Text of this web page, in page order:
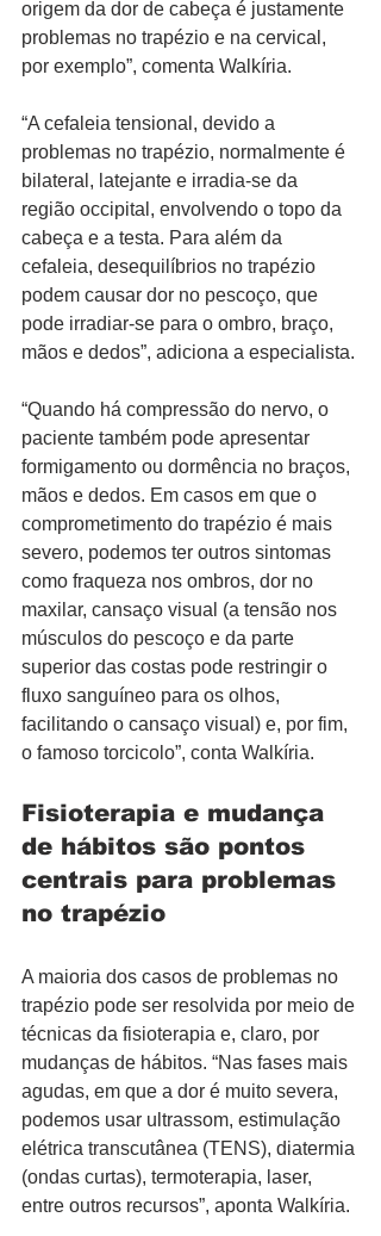
origem da dor de cabeça é justamente
problemas no trapézio e na cervical,
por exemplo”, comenta Walkíria.
“A cefaleia tensional, devido a
problemas no trapézio, normalmente é
bilateral, latejante e irradia-se da
região occipital, envolvendo o topo da
cabeça e a testa. Para além da
cefaleia, desequilíbrios no trapézio
podem causar dor no pescoço, que
pode irradiar-se para o ombro, braço,
mãos e dedos”, adiciona a especialista.
“Quando há compressão do nervo, o
paciente também pode apresentar
formigamento ou dormência no braços,
mãos e dedos. Em casos em que o
comprometimento do trapézio é mais
severo, podemos ter outros sintomas
como fraqueza nos ombros, dor no
maxilar, cansaço visual (a tensão nos
músculos do pescoço e da parte
superior das costas pode restringir o
fluxo sanguíneo para os olhos,
facilitando o cansaço visual) e, por fim,
o famoso torcicolo”, conta Walkíria.
Fisioterapia e mudança
de hábitos são pontos
centrais para problemas
no trapézio
A maioria dos casos de problemas no
trapézio pode ser resolvida por meio de
técnicas da fisioterapia e, claro, por
mudanças de hábitos. “Nas fases mais
agudas, em que a dor é muito severa,
podemos usar ultrassom, estimulação
elétrica transcutânea (TENS), diatermia
(ondas curtas), termoterapia, laser,
entre outros recursos”, aponta Walkíria.